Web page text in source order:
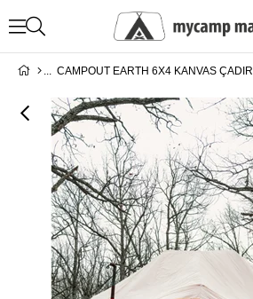
CAMPOUT EARTH 6X4 KANVAS ÇADIR